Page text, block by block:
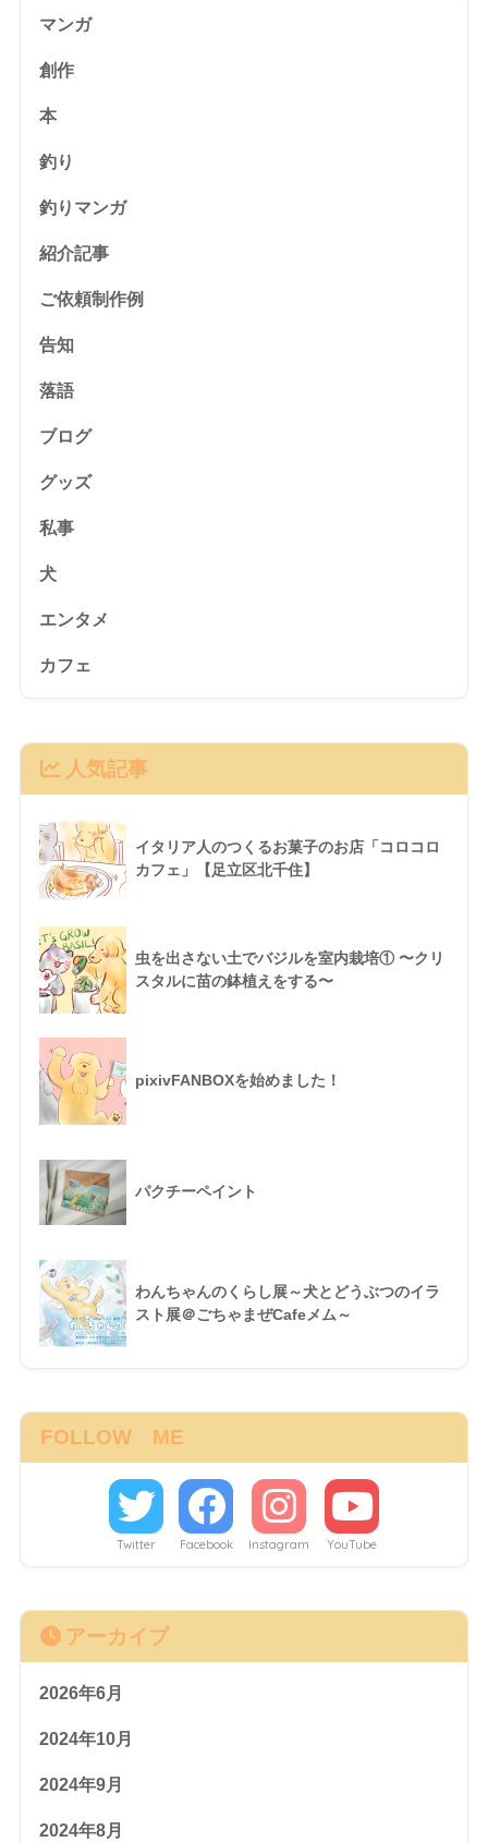
マンガ
創作
本
釣り
釣りマンガ
紹介記事
ご依頼制作例
告知
落語
ブログ
グッズ
私事
犬
エンタメ
カフェ
人気記事
イタリア人のつくるお菓子のお店「コロコロ
カフェ」【足立区北千住】
虫を出さない土でバジルを室内栽培① 〜クリ
スタルに苗の鉢植えをする〜
pixivFANBOXを始めました！
パクチーペイント
わんちゃんのくらし展～犬とどうぶつのイラ
スト展＠ごちゃまぜCafeメム～
FOLLOW ME
Twitter Facebook Instagram YouTube
アーカイブ
2026年6月
2024年10月
2024年9月
2024年8月